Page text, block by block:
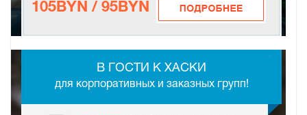
105BYN / 95BYN
В ГО­СТИ К ХАСКИ
для корпоративных и заказных групп!
-